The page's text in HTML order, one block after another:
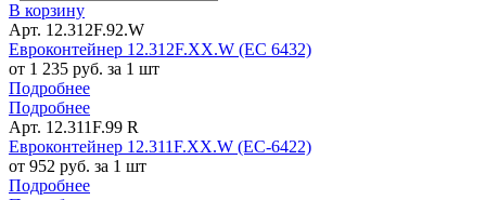
В корзину
Арт. 12.312F.92.W
Евроконтейнер 12.312F.XX.W (ЕС 6432)
от 1 235 руб. за 1 шт
Подробнее
Подробнее
Арт. 12.311F.99 R
Евроконтейнер 12.311F.ХХ.W (ЕС-6422)
от 952 руб. за 1 шт
Подробнее